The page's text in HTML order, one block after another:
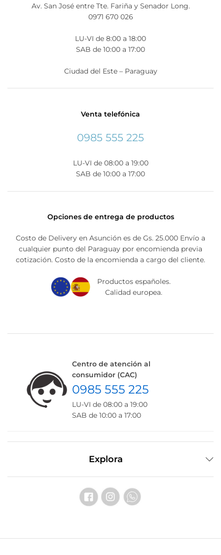
Av. San José entre Tte. Fariña y Senador Long.
0971 670 026
LU-VI de 8:00 a 18:00
SAB de 10:00 a 17:00
Ciudad del Este – Paraguay
Venta telefónica
0985 555 225
LU-VI de 08:00 a 19:00
SAB de 10:00 a 17:00
Opciones de entrega de productos
Costo de Delivery en Asunción es de Gs. 25.000 Envío a
cualquier punto del Paraguay por encomienda previa
cotización. Costo de la encomienda a cargo del cliente.
Productos españoles.
Calidad europea.
Centro de atención al
consumidor (CAC)
0985 555 225
LU-VI de 08:00 a 19:00
SAB de 10:00 a 17:00
Explora